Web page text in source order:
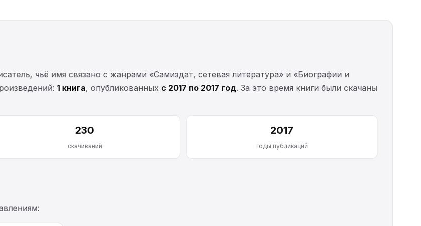
чьё имя связано с жанрами «Самиздат, сетевая литература» и «Биографии и
1 книга, опубликованных с 2017 по 2017 год. За это время книги были скачаны
230
скачиваний
2017
годы публикаций